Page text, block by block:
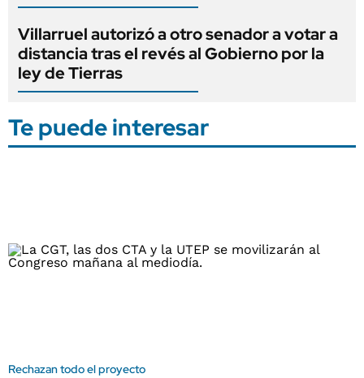
Villarruel autorizó a otro senador a votar a
distancia tras el revés al Gobierno por la
ley de Tierras
Te puede interesar
Rechazan todo el proyecto